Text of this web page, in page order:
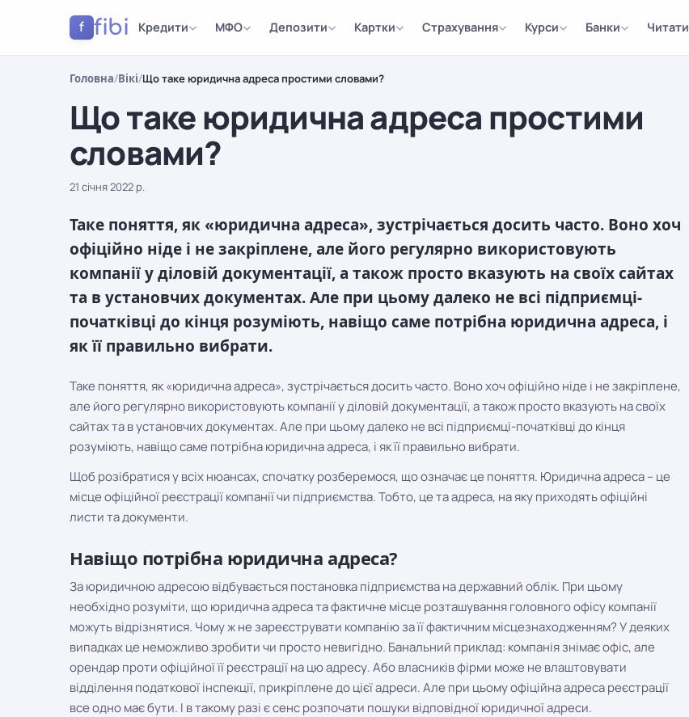
f fibi Кредити МФО Депозити Картки Страхування Курси Банки Читати
Головна/Вікі/Що таке юридична адреса простими словами?
Що таке юридична адреса простими
словами?
21 січня 2022 р.
Таке поняття, як «юридична адреса», зустрічається досить часто. Воно хоч
офіційно ніде і не закріплене, але його регулярно використовують
компанії у діловій документації, а також просто вказують на своїх сайтах
та в установчих документах. Але при цьому далеко не всі підприємці-
початківці до кінця розуміють, навіщо саме потрібна юридична адреса, і
як її правильно вибрати.
Таке поняття, як «юридична адреса», зустрічається досить часто. Воно хоч офіційно ніде і не закріплене,
але його регулярно використовують компанії у діловій документації, а також просто вказують на своїх
сайтах та в установчих документах. Але при цьому далеко не всі підприємці-початківці до кінця
розуміють, навіщо саме потрібна юридична адреса, і як її правильно вибрати.
Щоб розібратися у всіх нюансах, спочатку розберемося, що означає це поняття. Юридична адреса – це
місце офіційної реєстрації компанії чи підприємства. Тобто, це та адреса, на яку приходять офіційні
листи та документи.
Навіщо потрібна юридична адреса?
За юридичною адресою відбувається постановка підприємства на державний облік. При цьому
необхідно розуміти, що юридична адреса та фактичне місце розташування головного офісу компанії
можуть відрізнятися. Чому ж не зареєструвати компанію за її фактичним місцезнаходженням? У деяких
випадках це неможливо зробити чи просто невигідно. Банальний приклад: компанія знімає офіс, але
орендар проти офіційної її реєстрації на цю адресу. Або власників фірми може не влаштовувати
відділення податкової інспекції, прикріплене до цієї адреси. Але при цьому офіційна адреса реєстрації
все одно має бути. І в такому разі є сенс розпочати пошуки відповідної юридичної адреси.